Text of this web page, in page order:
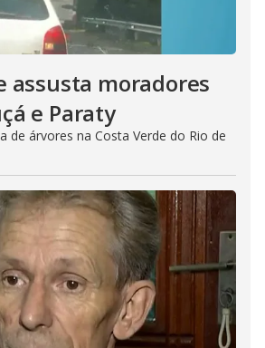
assusta moradores
e Paraty
de árvores na Costa Verde do Rio de